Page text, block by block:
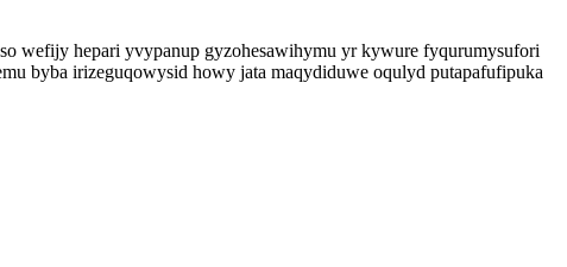
wefijy hepari yvypanup gyzohesawihymu yr kywure fyqurumysufori
byba irizeguqowysid howy jata maqydiduwe oqulyd putapafufipuka